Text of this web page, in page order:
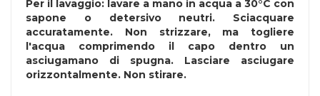
Per il lavaggio: lavare a mano in acqua a 30°C con
sapone o detersivo neutri. Sciacquare
accuratamente. Non strizzare, ma togliere
l'acqua comprimendo il capo dentro un
asciugamano di spugna. Lasciare asciugare
orizzontalmente. Non stirare.